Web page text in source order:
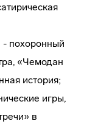
похоронный
«Чемодан
история;
игры,
в